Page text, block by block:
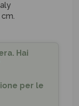
cm.
Hai
per le